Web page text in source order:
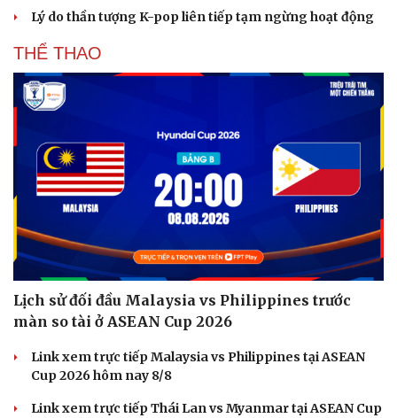
Âm nhạc
Sao Việt
Lý do thần tượng K-pop liên tiếp tạm ngừng hoạt động
THỂ THAO
Lịch sử đối đầu Malaysia vs Philippines trước
màn so tài ở ASEAN Cup 2026
Link xem trực tiếp Malaysia vs Philippines tại ASEAN
Cup 2026 hôm nay 8/8
Link xem trực tiếp Thái Lan vs Myanmar tại ASEAN Cup